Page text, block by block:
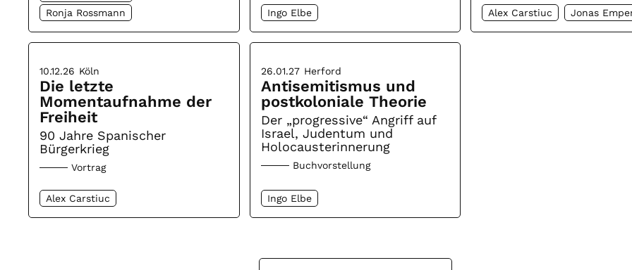
Ronja Rossmann
Ingo Elbe Alex Carstiuc Jonas
10.12.26 Köln
Die letzte
Momentaufnahme der
Freiheit
90 Jahre Spanischer
Bürgerkrieg
Vortrag
Alex Carstiuc
26.01.27 Herford
Antisemitismus und
postkoloniale Theorie
Der „progressive“ Angriff auf
Israel, Judentum und
Holocausterinnerung
Buchvorstellung
Ingo Elbe